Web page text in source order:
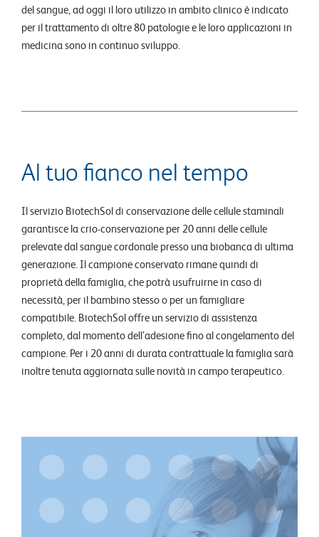
del sangue, ad oggi il loro utilizzo in ambito clinico è indicato
per il trattamento di oltre 80 patologie e le loro applicazioni in
medicina sono in continuo sviluppo.
Al tuo fianco nel tempo
Il servizio BiotechSol di conservazione delle cellule staminali
garantisce la crio-conservazione per 20 anni delle cellule
prelevate dal sangue cordonale presso una biobanca di ultima
generazione. Il campione conservato rimane quindi di
proprietà della famiglia, che potrà usufruirne in caso di
necessità, per il bambino stesso o per un famigliare
compatibile. BiotechSol offre un servizio di assistenza
completo, dal momento dell’adesione fino al congelamento del
campione. Per i 20 anni di durata contrattuale la famiglia sarà
inoltre tenuta aggiornata sulle novità in campo terapeutico.